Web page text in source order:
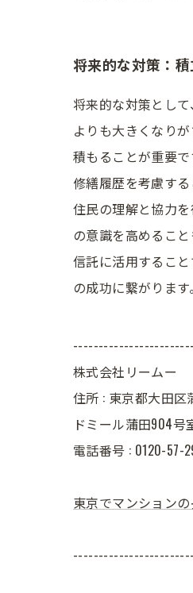
将来的な対策：
将来的な対策とし
よりも大きくなり
積もることが重要
修繕履歴を考慮す
住民の理解と協力
の意識を高めるこ
信託に活用するこ
の成功に繋がります。
株式会社リームー
住所 : 東京都大田区
ドミール蒲田904号
電話番号 : 0120-57-
東京でマンション